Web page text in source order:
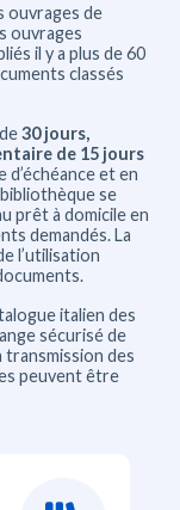
ouvrages de
ouvrages
il y a plus de 60
classés
30 jours,
de 15 jours
et en
se
prêt à domicile en
demandés. La
l’utilisation
italien des
sécurisé de
des
peuvent être